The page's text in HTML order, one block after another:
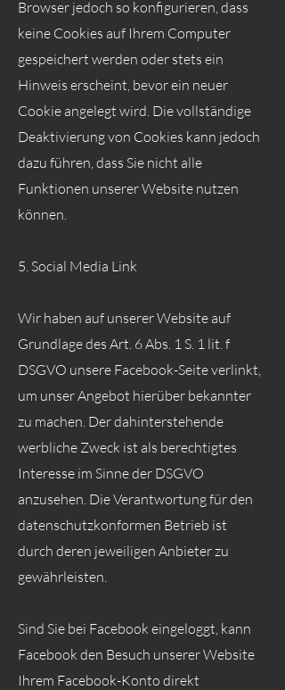
Browser jedoch so konfigurieren, dass
keine Cookies auf Ihrem Computer
gespeichert werden oder stets ein
Hinweis erscheint, bevor ein neuer
Cookie angelegt wird. Die vollständige
Deaktivierung von Cookies kann jedoch
dazu führen, dass Sie nicht alle
Funktionen unserer Website nutzen
können.
5. Social Media Link
Wir haben auf unserer Website auf
Grundlage des Art. 6 Abs. 1 S. 1 lit. f
DSGVO unsere Facebook-Seite verlinkt,
um unser Angebot hierüber bekannter
zu machen. Der dahinterstehende
werbliche Zweck ist als berechtigtes
Interesse im Sinne der DSGVO
anzusehen. Die Verantwortung für den
datenschutzkonformen Betrieb ist
durch deren jeweiligen Anbieter zu
gewährleisten.
Sind Sie bei Facebook eingeloggt, kann
Facebook den Besuch unserer Website
Ihrem Facebook-Konto direkt